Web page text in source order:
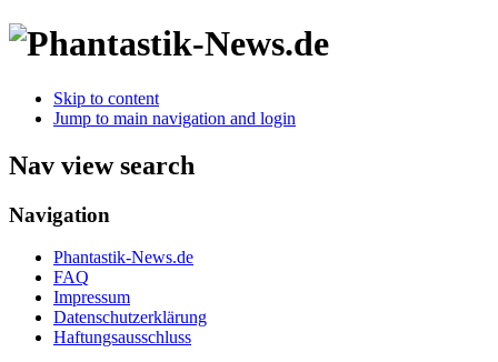
Skip to content
Jump to main navigation and login
Nav view search
Navigation
Phantastik-News.de
FAQ
Impressum
Datenschutzerklärung
Haftungsausschluss